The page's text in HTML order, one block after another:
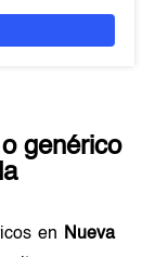
o genérico
en
Nueva